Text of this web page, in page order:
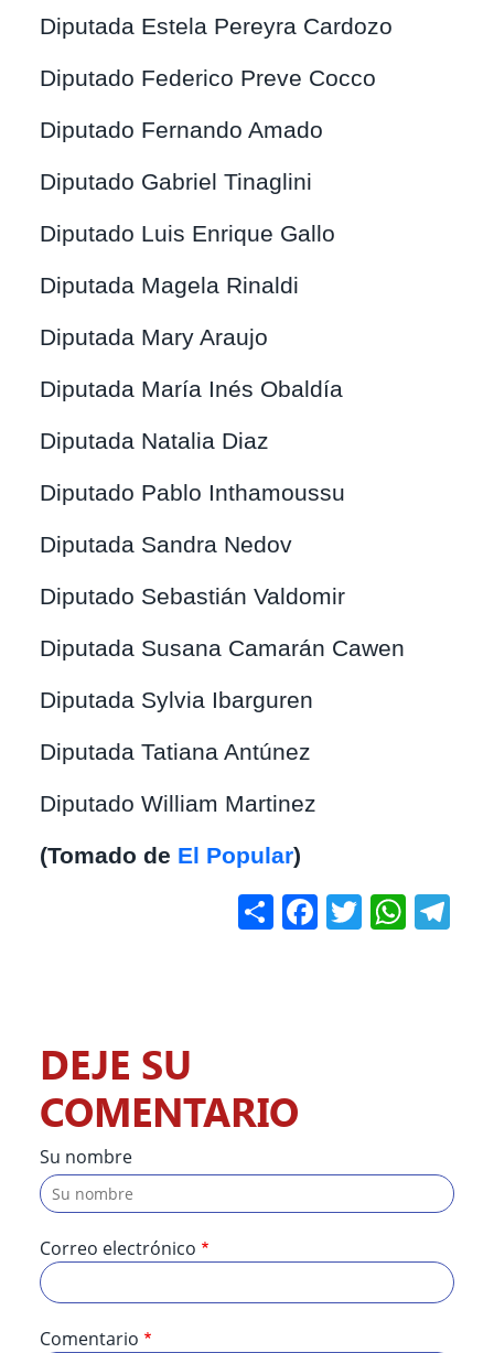
Diputada Estela Pereyra Cardozo
Diputado Federico Preve Cocco
Diputado Fernando Amado
Diputado Gabriel Tinaglini
Diputado Luis Enrique Gallo
Diputada Magela Rinaldi
Diputada Mary Araujo
Diputada María Inés Obaldía
Diputada Natalia Diaz
Diputado Pablo Inthamoussu
Diputada Sandra Nedov
Diputado Sebastián Valdomir
Diputada Susana Camarán Cawen
Diputada Sylvia Ibarguren
Diputada Tatiana Antúnez
Diputado William Martinez
(Tomado de El Popular)
ShareFacebook
Twitter
DEJE SU
COMENTARIO
Su nombre
Correo electrónico
Comentario